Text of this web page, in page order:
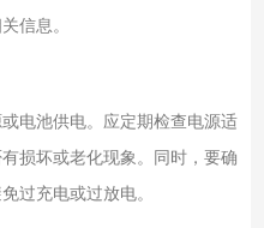
息。
池供电。应定期检查电源适
损坏或老化现象。同时，要确
充电或过放电。